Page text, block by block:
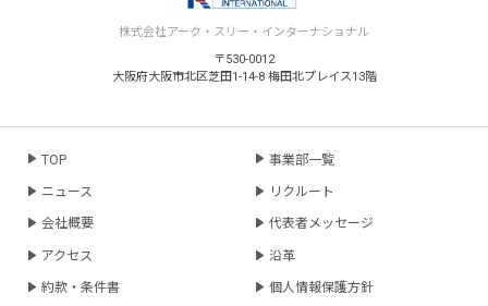
株式会社アーク・スリー・インターナショナル
〒530-0012
大阪府大阪市北区芝田1-14-8 梅田北プレイス13階
TOP 事業部一覧
ニュース リクルート
会社概要 代表者メッセージ
アクセス 沿革
約款・条件書 個人情報保護方針